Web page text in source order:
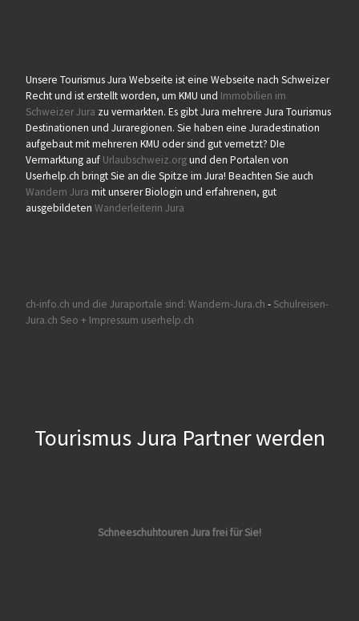
Unsere Tourismus Jura Webseite ist eine Webseite nach Schweizer
Recht und ist erstellt worden, um KMU und Immobilien im
Schweizer Jura zu vermarkten. Es gibt Jura mehrere Jura Tourismus
Destinationen und Juraregionen. Sie haben eine Juradestination
aufgebaut mit mehreren KMU oder sind gut vernetzt? DIe
Vermarktung auf Urlaubschweiz.orgund den Portalen von
Userhelp.ch bringt Sie an die Spitze im Jura! Beachten Sie auch
Wandern Jura mit unserer Biologin und erfahrenen, gut
ausgebildeten Wanderleiterin Jura
ch-info.ch und die Juraportale sind: Wandern-Jura.ch - Schulreisen-
Jura.ch Seo + Impressum userhelp.ch
Tourismus Jura Partner werden
Schneeschuhtouren Jura frei für Sie!